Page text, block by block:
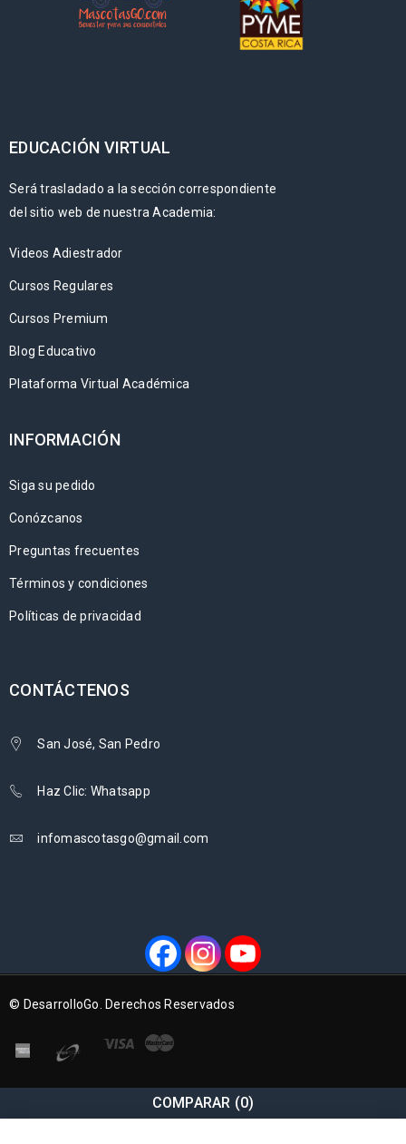
EDUCACIÓN VIRTUAL
Será trasladado a la sección correspondiente
del sitio web de nuestra Academia:
Videos Adiestrador
Cursos Regulares
Cursos Premium
Blog Educativo
Plataforma Virtual Académica
INFORMACIÓN
Siga su pedido
Conózcanos
Preguntas frecuentes
Términos y condiciones
Políticas de privacidad
CONTÁCTENOS
San José, San Pedro
Haz Clic: Whatsapp
infomascotasgo@gmail.com
© DesarrolloGo. Derechos Reservados
COMPARAR (0)